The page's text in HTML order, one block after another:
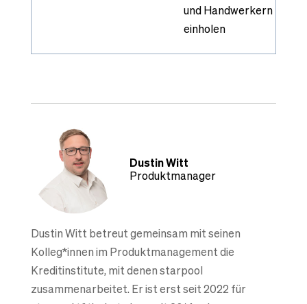
und Handwerkern
einholen
Dustin Witt
Produktmanager
Dustin Witt betreut gemeinsam mit seinen
Kolleg*innen im Produktmanagement die
Kreditinstitute, mit denen starpool
zusammenarbeitet. Er ist erst seit 2022 für